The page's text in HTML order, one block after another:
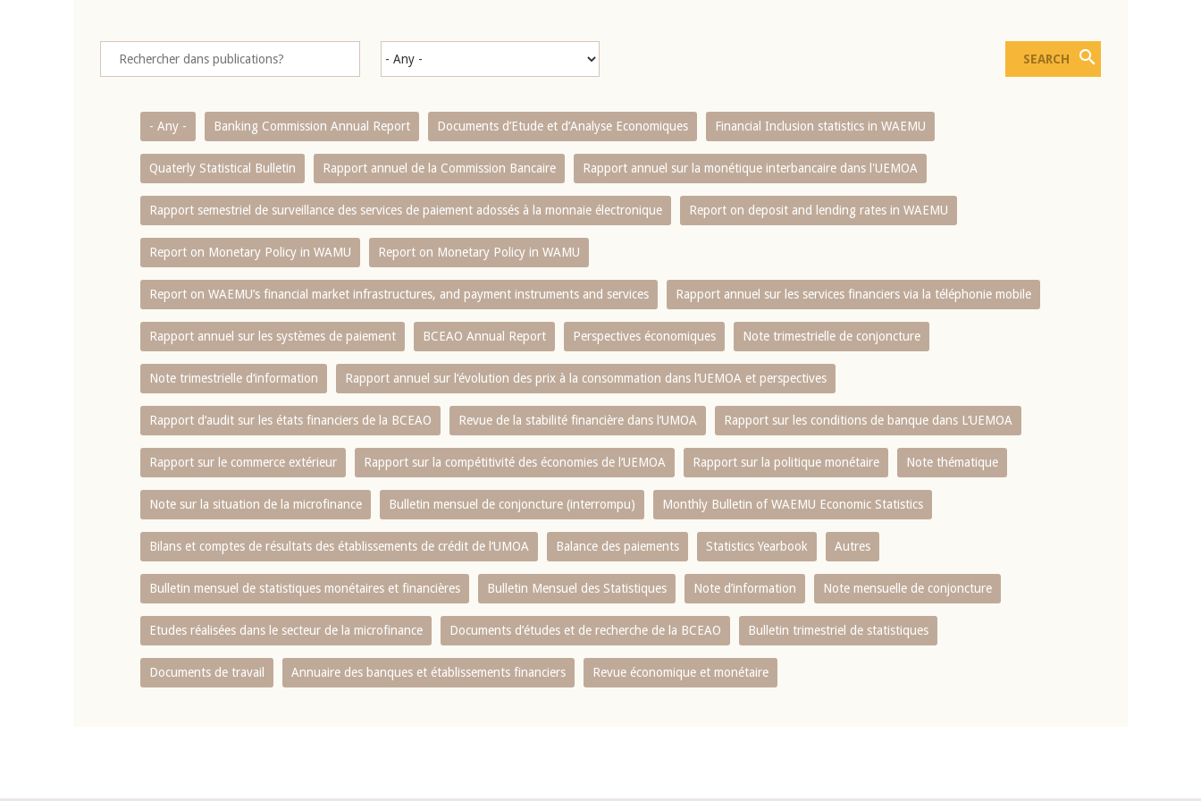
- Any - Banking Commission Annual Report Documents d’Etude et d’Analyse Economiques Financial Inclusion statistics in WAEMU
Quaterly Statistical Bulletin Rapport annuel de la Commission Bancaire Rapport annuel sur la monétique interbancaire dans l'UEMOA
Rapport semestriel de surveillance des services de paiement adossés à la monnaie électronique Report on deposit and lending rates in WAEMU
Report on Monetary Policy in WAMU Report on Monetary Policy in WAMU
Report on WAEMU’s financial market infrastructures, and payment instruments and services Rapport annuel sur les services financiers via la téléphonie mobile
Rapport annuel sur les systèmes de paiement BCEAO Annual Report Perspectives économiques Note trimestrielle de conjoncture
Note trimestrielle d‘information Rapport annuel sur l‘évolution des prix à la consommation dans l‘UEMOA et perspectives
Rapport d‘audit sur les états financiers de la BCEAO Revue de la stabilité financière dans l‘UMOA Rapport sur les conditions de banque dans L‘UEMOA
Rapport sur le commerce extérieur Rapport sur la compétitivité des économies de l‘UEMOA Rapport sur la politique monétaire Note thématique
Note sur la situation de la microfinance Bulletin mensuel de conjoncture (interrompu) Monthly Bulletin of WAEMU Economic Statistics
Bilans et comptes de résultats des établissements de crédit de l‘UMOA Balance des paiements Statistics Yearbook Autres
Bulletin mensuel de statistiques monétaires et financières Bulletin Mensuel des Statistiques Note d’information Note mensuelle de conjoncture
Etudes réalisées dans le secteur de la microfinance Documents d’études et de recherche de la BCEAO Bulletin trimestriel de statistiques
Documents de travail Annuaire des banques et établissements financiers Revue économique et monétaire